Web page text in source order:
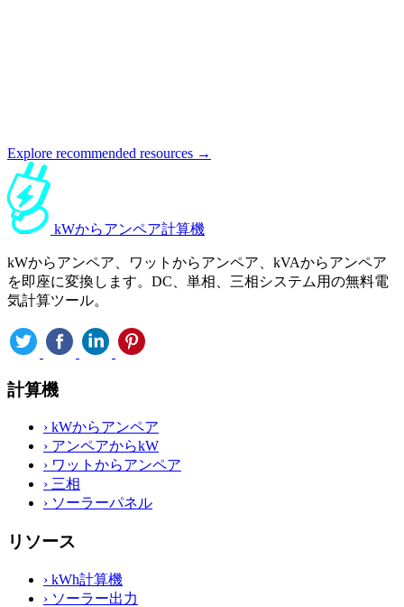
Explore recommended resources →
kWからアンペア計算機
kWからアンペア、ワットからアンペア、kVAからアンペア
を即座に変換します。DC、単相、三相システム用の無料電
気計算ツール。
計算機
› kWからアンペア
› アンペアからkW
› ワットからアンペア
› 三相
› ソーラーパネル
リソース
› kWh計算機
› ソーラー出力